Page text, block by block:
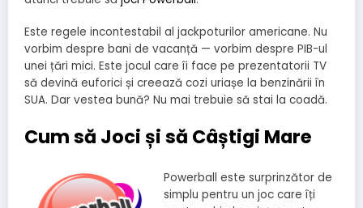
Este regele incontestabil al jackpoturilor americane. Nu
vorbim despre bani de vacanță — vorbim despre PIB-ul
unei țări mici. Este jocul care îi face pe prezentatorii TV
să devină euforici și creează cozi uriașe la benzinării în
SUA. Dar vestea bună? Nu mai trebuie să stai la coadă.
Cum să Joci și să Câștigi Mare
Powerball este surprinzător de
simplu pentru un joc care îți